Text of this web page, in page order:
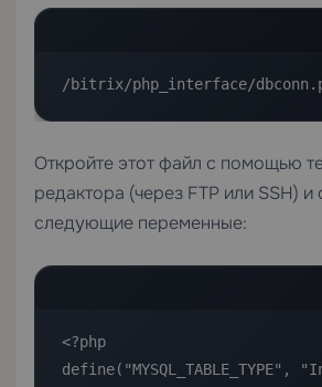
/bitrix/php_interface/
Откройте этот файл с помощью
редактора (через FTP или SSH) и
следующие переменные:
<?php
define("MYSQL_TABLE_TYPE",